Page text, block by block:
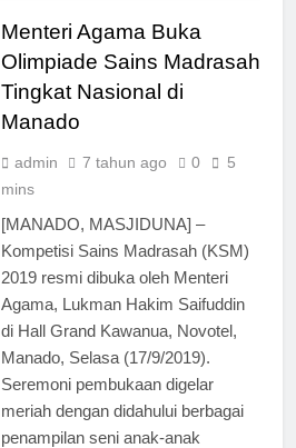
Menteri Agama Buka
Olimpiade Sains Madrasah
Tingkat Nasional di
Manado
admin 7 tahun ago 0
5
mins
[MANADO, MASJIDUNA] –
Kompetisi Sains Madrasah (KSM)
2019 resmi dibuka oleh Menteri
Agama, Lukman Hakim Saifuddin
di Hall Grand Kawanua, Novotel,
Manado, Selasa (17/9/2019).
Seremoni pembukaan digelar
meriah dengan didahului berbagai
penampilan seni anak-anak